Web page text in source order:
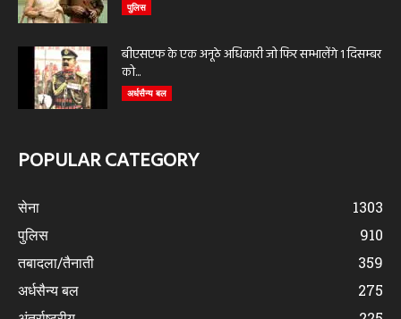
पुलिस
बीएसएफ के एक अनूठे अधिकारी जो फिर सम्भालेंगे 1 दिसम्बर
को...
अर्धसैन्य बल
POPULAR CATEGORY
सेना
1303
पुलिस
910
तबादला/तैनाती
359
अर्धसैन्य बल
275